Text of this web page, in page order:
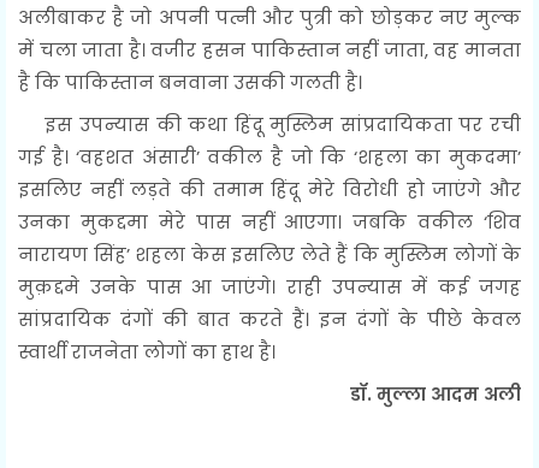
अलीबाकर है जो अपनी पत्नी और पुत्री को छोड़कर नए मुल्क
में चला जाता है। वजीर हसन पाकिस्तान नहीं जाता, वह मानता
है कि पाकिस्तान बनवाना उसकी गलती है।
इस उपन्यास की कथा हिंदू मुस्लिम सांप्रदायिकता पर रची
गई है। ‘वहशत अंसारी’ वकील है जो कि ‘शहला का मुकदमा’
इसलिए नहीं लड़ते की तमाम हिंदू मेरे विरोधी हो जाएंगे और
उनका मुकद्दमा मेरे पास नहीं आएगा। जबकि वकील ‘शिव
नारायण सिंह’ शहला केस इसलिए लेते हैं कि मुस्लिम लोगों के
मुक़द्दमे उनके पास आ जाएंगे। राही उपन्यास में कई जगह
सांप्रदायिक दंगों की बात करते हैं। इन दंगों के पीछे केवल
स्वार्थी राजनेता लोगों का हाथ है।
डॉ. मुल्ला आदम अली